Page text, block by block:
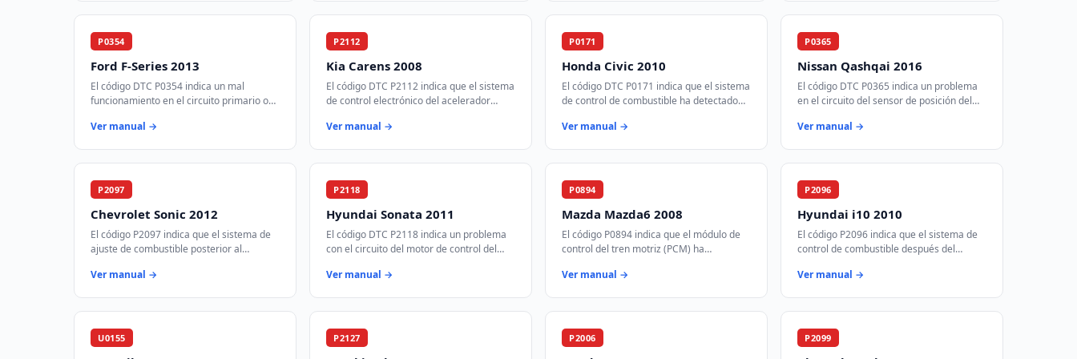
P0354
Ford F-Series 2013
El código DTC P0354 indica un mal
funcionamiento en el circuito primario o
Este código se activa cuando el módul…
Ver manual →
P2112
Kia Carens 2008
El código DTC P2112 indica que el sistema
de control electrónico del acelerador
acelerador está atascada en la posic…
Ver manual →
P0171
Honda Civic 2010
El código DTC P0171 indica que el sistema
de control de combustible ha detectado
demasiado pobre en el Banco 1. Est…
Ver manual →
P0365
Nissan Qashqai 2016
El código DTC P0365 indica un problema
en el circuito del sensor de posición del
crucial para el control del tie…
Ver manual →
P2097
Chevrolet Sonic 2012
El código P2097 indica que el sistema de
ajuste de combustible posterior al
funcionando demasiado rico. Esto
Ver manual →
P2118
Hyundai Sonata 2011
El código DTC P2118 indica un problema
con el circuito del motor de control del
el módulo de control del tren mot…
Ver manual →
P0894
Mazda Mazda6 2008
El código P0894 indica que el módulo de
control del tren motriz (PCM) ha
componentes de la transmisión. Esto
Ver manual →
P2096
Hyundai i10 2010
El código P2096 indica que el sistema de
control de combustible después del
funcionando demasiado pobre. Esto
Ver manual →
U0155 P2127 P2006 P2099